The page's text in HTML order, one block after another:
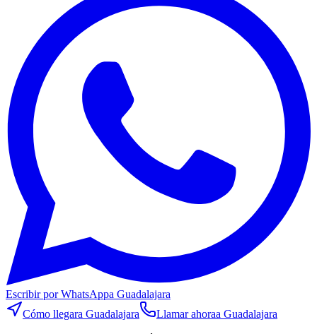
Escribir por WhatsAppa Guadalajara
Cómo llegara Guadalajara Llamar ahoraa Guadalajara